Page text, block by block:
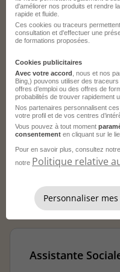
Je postule
Assistant
Clichy - 92
Publié le 18 juin
Assistante
d'améliorer nos produits et rendre
rapide et fluide.
Ces cookies ou traceurs
consultation et d'effectuer une
de formations proposées.
Cookies publicitaires
Avec votre accord , nous et nos
Bing,) pouvons utiliser des
offres d’emploi ou des offres de
probabilités de trouver rapidement
Nos partenaires personnalisent
votre profil et de vos centres
Vous pouvez à tout moment
consentement en cliquant sur le
Pour en savoir plus, consultez notre
notre Politique relative
Personnaliser